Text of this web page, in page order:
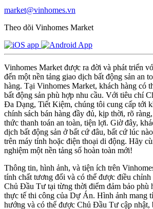
market@vinhomes.vn
Theo dõi Vinhomes Market
Vinhomes Market được ra đời và phát triển
đến một nền tảng giao dịch bất động sản an
hàng. Tại Vinhomes Market, khách hàng có
bất động sản phù hợp nhu cầu. Với tiêu chí
Đa Dạng, Tiết Kiệm, chúng tôi cung cấp tới
chính sách bán hàng đầy đủ, kịp thời, rõ
thức thanh toán an toàn, tiện lợi. Giờ đây,
dịch bất động sản ở bất cứ đâu, bất cứ lúc
trên máy tính hoặc điện thoại di động. Hãy
nghiệm một nền tảng số hoàn toàn mới!
Thông tin, hình ảnh, và tiện ích trên
tính chất tương đối và có thể được điều chỉnh
Chủ Đầu Tư tại từng thời điểm đảm bảo phù
thực tế thi công của Dự Án. Hình ảnh mang
hướng và có thể được Chủ Đầu Tư cập nhật,